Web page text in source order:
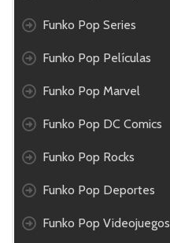
Funko Pop Series
Funko Pop Películas
Funko Pop Marvel
Funko Pop DC Comics
Funko Pop Rocks
Funko Pop Deportes
Funko Pop Videojuegos